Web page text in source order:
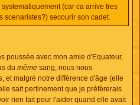
(car ca arrive tres
scenaristes?) secourir son cadet.
poussée avec mon amie d'Equateur,
du même sang, nous nous
, et malgré notre différence d'âge (elle
sait pertinement que je préfèrerais
rien fait pour l'aider quand elle avait